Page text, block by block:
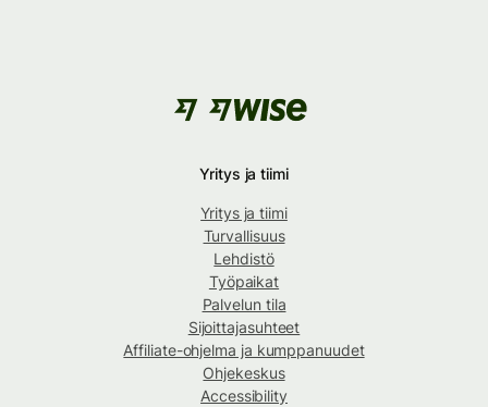
Yritys ja tiimi
Yritys ja tiimi
Turvallisuus
Lehdistö
Työpaikat
Palvelun tila
Sijoittajasuhteet
Affiliate-ohjelma ja kumppanuudet
Ohjekeskus
Accessibility